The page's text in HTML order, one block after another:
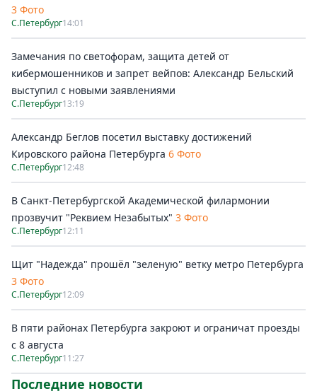
3 Фото
С.Петербург14:01
Замечания по светофорам, защита детей от
кибермошенников и запрет вейпов: Александр Бельский
выступил с новыми заявлениями
С.Петербург13:19
Александр Беглов посетил выставку достижений
Кировского района Петербурга 6 Фото
С.Петербург12:48
В Санкт-Петербургской Академической филармонии
прозвучит "Реквием Незабытых" 3 Фото
С.Петербург12:11
Щит "Надежда" прошёл "зеленую" ветку метро Петербурга
3 Фото
С.Петербург12:09
В пяти районах Петербурга закроют и ограничат проезды
с 8 августа
С.Петербург11:27
Последние новости